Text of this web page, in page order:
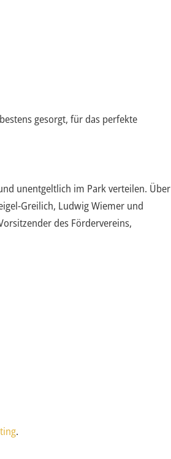
gesorgt, für das perfekte
unentgeltlich im Park verteilen. Über
Greilich, Ludwig Wiemer und
des Fördervereins,
.